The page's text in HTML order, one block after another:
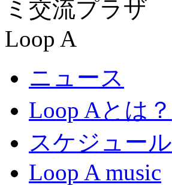
ニュース
Loop Aとは？
スケジュール
Loop A music